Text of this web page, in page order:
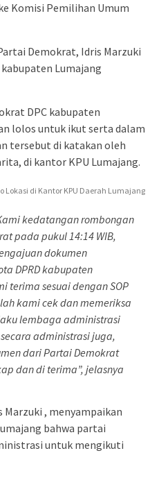
Komisi Pemilihan Umum
Demokrat, Idris Marzuki
Lumajang
DPC kabupaten
lolos untuk ikut serta dalam
tersebut di katakan oleh
di kantor KPU Lumajang.
Lokasi di Kantor KPU Daerah Lumajang
kedatangan rombongan
pada pukul 14:14 WIB,
dokumen
DPRD kabupaten
terima sesuai dengan SOP
kami cek dan memeriksa
lembaga administrasi
administrasi juga,
dari Partai Demokrat
dan di terima”, jelasnya
Marzuki , menyampaikan
bahwa partai
untuk mengikuti